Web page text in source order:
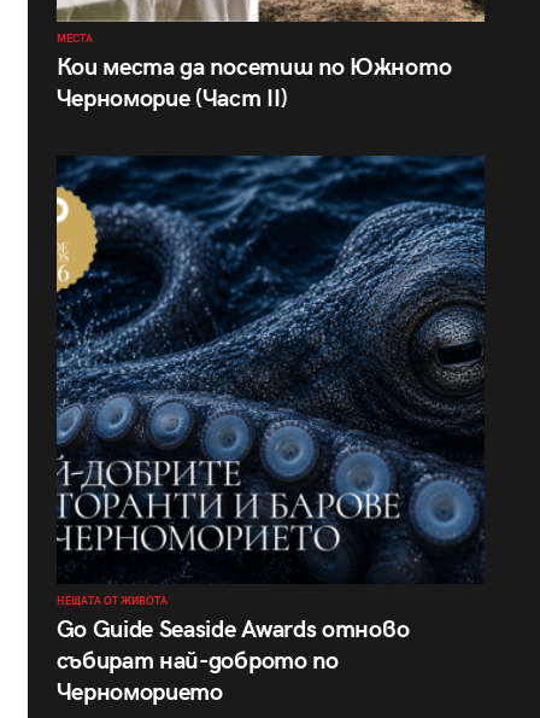
МЕСТА
Кои места да посетиш по Южното
Черноморие (Част II)
НЕЩАТА ОТ ЖИВОТА
Go Guide Seaside Awards отново
събират най-доброто по
Черноморието